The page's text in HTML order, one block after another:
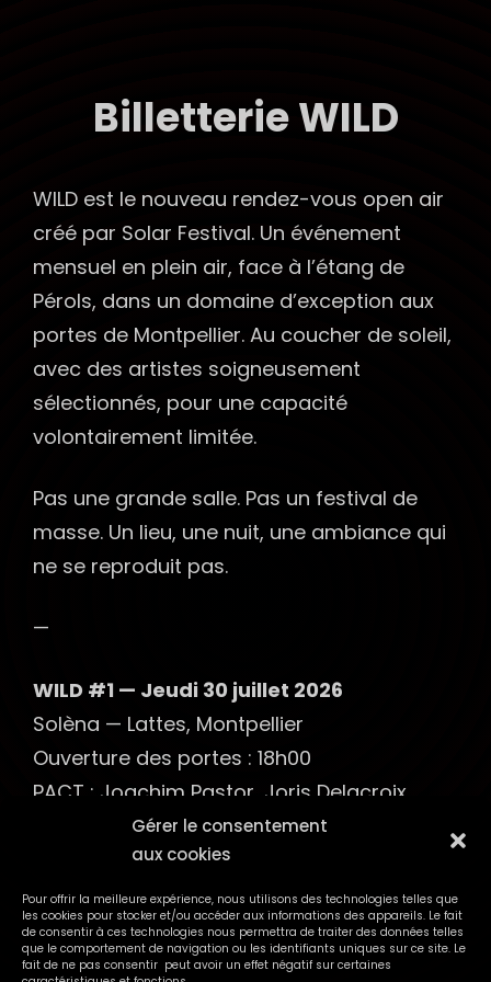
Gérer le consentement
aux cookies
Pour offrir la meilleure expérience, nous utilisons des technologies telles que
les cookies pour stocker et/ou accéder aux informations des appareils. Le fait
de consentir à ces technologies nous permettra de traiter des données telles
que le comportement de navigation ou les identifiants uniques sur ce site. Le
fait de ne pas consentir peut avoir un effet négatif sur certaines
Billetterie WILD
WILD est le nouveau rendez-vous open air
créé par Solar Festival. Un événement
mensuel en plein air, face à l’étang de
Pérols, dans un domaine d’exception aux
portes de Montpellier. Au coucher de soleil,
avec des artistes soigneusement
sélectionnés, pour une capacité
volontairement limitée.
Pas une grande salle. Pas un festival de
masse. Un lieu, une nuit, une ambiance qui
ne se reproduit pas.
—
WILD #1 — Jeudi 30 juillet 2026
Solèna — Lattes, Montpellier
Ouverture des portes : 18h00
PACT : Joachim Pastor, Joris Delacroix,
Billetterie Weezevent